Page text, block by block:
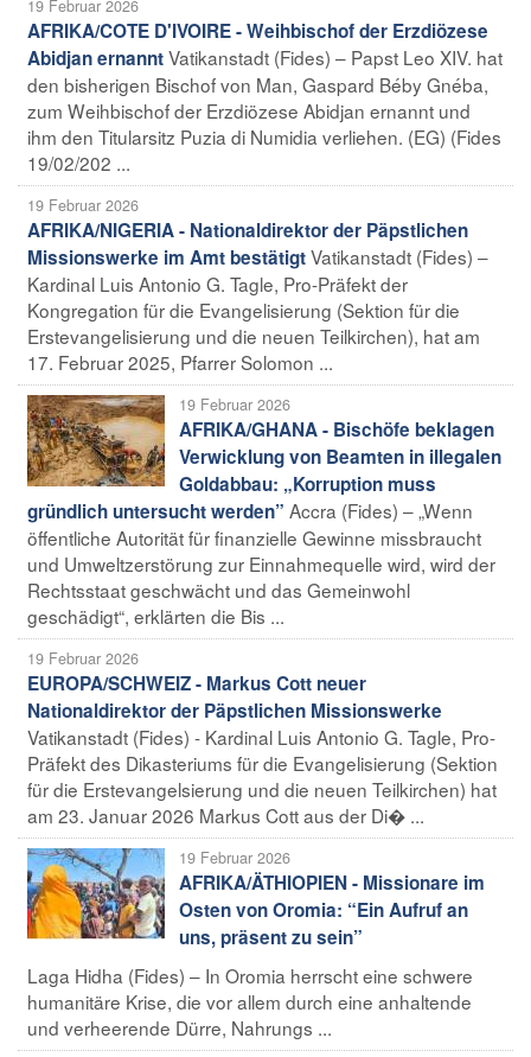
19 Februar 2026
AFRIKA/COTE D'IVOIRE - Weihbischof der Erzdiözese
Abidjan ernanntVatikanstadt (Fides) – Papst Leo XIV. hat
den bisherigen Bischof von Man, Gaspard Béby Gnéba,
zum Weihbischof der Erzdiözese Abidjan ernannt und
ihm den Titularsitz Puzia di Numidia verliehen. (EG) (Fides
19/02/202 ...
19 Februar 2026
AFRIKA/NIGERIA - Nationaldirektor der Päpstlichen
Missionswerke im Amt bestätigtVatikanstadt (Fides) –
Kardinal Luis Antonio G. Tagle, Pro-Präfekt der
Kongregation für die Evangelisierung (Sektion für die
Erstevangelisierung und die neuen Teilkirchen), hat am
17. Februar 2025, Pfarrer Solomon ...
19 Februar 2026
AFRIKA/GHANA - Bischöfe beklagen
Verwicklung von Beamten in illegalen
Goldabbau: „Korruption muss
gründlich untersucht werden” Accra (Fides) – „Wenn
öffentliche Autorität für finanzielle Gewinne missbraucht
und Umweltzerstörung zur Einnahmequelle wird, wird der
Rechtsstaat geschwächt und das Gemeinwohl
geschädigt“, erklärten die Bis ...
19 Februar 2026
EUROPA/SCHWEIZ - Markus Cott neuer
Nationaldirektor der Päpstlichen Missionswerke
Vatikanstadt (Fides) - Kardinal Luis Antonio G. Tagle, Pro-
Präfekt des Dikasteriums für die Evangelisierung (Sektion
für die Erstevangelsierung und die neuen Teilkirchen) hat
am 23. Januar 2026 Markus Cott aus der Di� ...
19 Februar 2026
AFRIKA/ÄTHIOPIEN - Missionare im
Osten von Oromia: “Ein Aufruf an
uns, präsent zu sein”
Laga Hidha (Fides) – In Oromia herrscht eine schwere
humanitäre Krise, die vor allem durch eine anhaltende
und verheerende Dürre, Nahrungs ...